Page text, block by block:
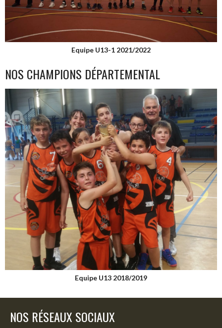
Equipe U13-1 2021/2022
NOS CHAMPIONS DÉPARTEMENTAL
Equipe U13 2018/2019
NOS RÉSEAUX SOCIAUX